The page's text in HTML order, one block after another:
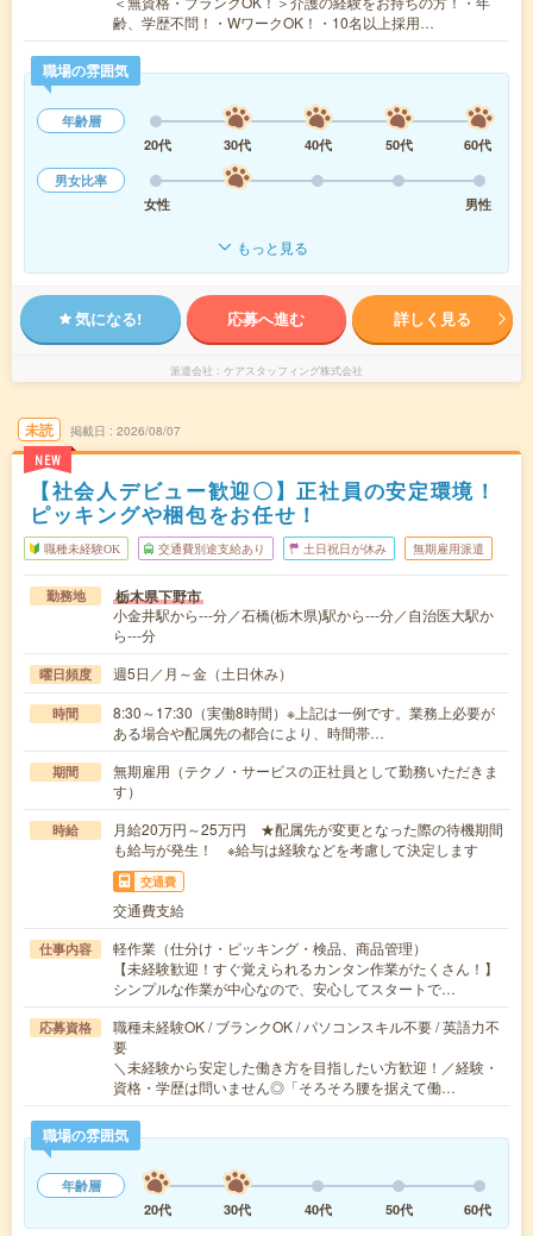
齢、学歴不問！・WワークOK！・10名以上採用…
職場の雰囲気
年齢層
20代
30代 40代 50代
60代
男女比率
女性
男性
もっと見る
気になる! 応募へ進む 詳しく見る
派遣会社 ケアスタッフィング株式会社
未読
NEW
掲載日 2026/08/07
【社会人デビュー歓迎〇】正社員の安定環境！
ピッキングや梱包をお任せ！
職種未経験OK 交通費別途支給あり 土日祝日が休み 無期雇用派遣
勤務地 栃木県下野市
小金井駅から---分／石橋(栃木県)駅から---分／自治医大駅か
ら---分
曜日頻度 週5日／月～金（土日休み）
時間
8:30～17:30（実働8時間）※上記は一例です。業務上必要が
ある場合や配属先の都合により、時間帯…
期間
無期雇用（テクノ・サービスの正社員として勤務いただきま
す）
時給
月給20万円～25万円 ★配属先が変更となった際の待機期間
も給与が発生！ ※給与は経験などを考慮して決定します
交通費
交通費支給
仕事内容
軽作業（仕分け・ピッキング・検品、商品管理）
【未経験歓迎！すぐ覚えられるカンタン作業がたくさん！】
シンプルな作業が中心なので、安心してスタートで…
応募資格
職種未経験OK / ブランクOK / パソコンスキル不要 / 英語力不
要
＼未経験から安定した働き方を目指したい方歓迎！／経験・
資格・学歴は問いません◎「そろそろ腰を据えて働…
職場の雰囲気
年齢層
20代
30代 40代 50代 60代